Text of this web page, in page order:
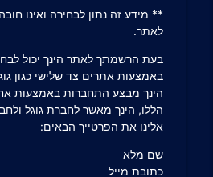
** מידע זה נתון לבחירה ואינו
לאתר.
בעת הרשמתך לאתר הינך יכול
באמצעות אתרים צד שלישי כגון
הינך מבצע התחברות באמצעות
הללו, הינך מאשר לחברת גוגל
אלינו את הפרטייך הבאים:
שם מלא
כתובת מייל